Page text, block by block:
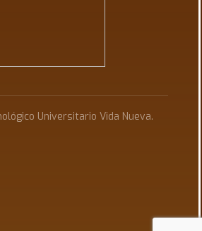
Universitario Vida Nueva.